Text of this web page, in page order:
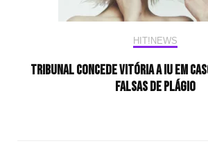
HIT!NEWS
Tribunal concede vitória a IU em
falsas de plágio